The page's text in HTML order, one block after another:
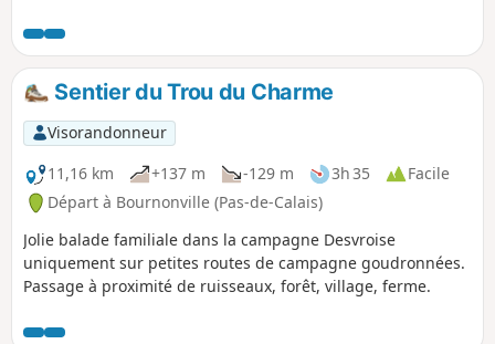
Sentier du Trou du Charme
Visorandonneur
11,16 km
+137 m -129 m 3h 35
Facile
Départ à Bournonville (Pas-de-Calais)
Jolie balade familiale dans la campagne Desvroise
uniquement sur petites routes de campagne goudronnées.
Passage à proximité de ruisseaux, forêt, village, ferme.